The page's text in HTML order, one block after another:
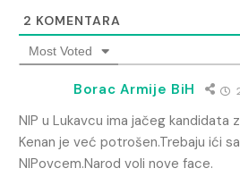
2 KOMENTARA
Most Voted
Borac Armije BiH
NIP u Lukavcu ima jačeg kandidata
Kenan je već potrošen.Trebaju ići
NIPovcem.Narod voli nove face.